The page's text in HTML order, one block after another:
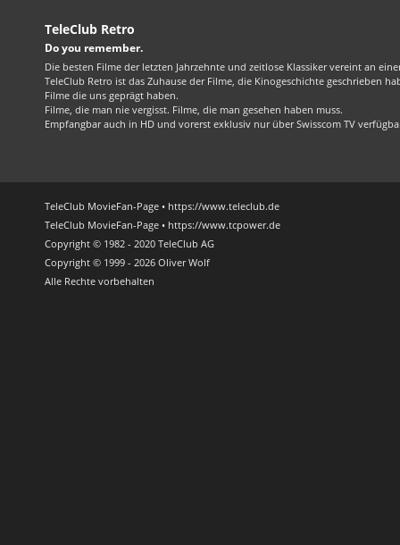
TeleClub Retro
Do you remember.
Die besten Filme der letzten Jahrzehnte und zeitlose Klassiker vereint an
TeleClub Retro ist das Zuhause der Filme, die Kinogeschichte geschrieben
Filme die uns geprägt haben.
Filme, die man nie vergisst. Filme, die man gesehen haben muss.
Empfangbar auch in HD und vorerst exklusiv nur über Swisscom TV
TeleClub MovieFan-Page • https://www.teleclub.de
TeleClub MovieFan-Page • https://www.tcpower.de
Copyright © 1982 - 2020 TeleClub AG
Copyright © 1999 - 2026 Oliver Wolf
Alle Rechte vorbehalten